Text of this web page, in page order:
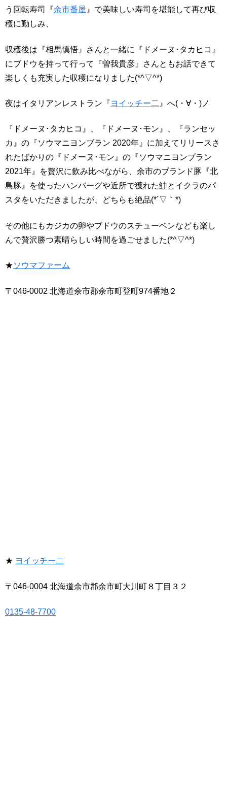
う回転寿司『余市番屋 』で美味しい寿司を堪能して再び収
穫に勤しみ、
収穫後は『相馬慎悟』さんと一緒に『ドメーヌ･タカヒコ』
にブドウを持って行って『曽我貴彦』さんともお話できて
楽しくも充実した収穫になりました(*^▽^*)
夜はイタリアンレストラン『ヨイッチー二 』へ(・∀・)ノ
『ドメーヌ･タカヒコ』、『ドメーヌ･モン』、『ランセッ
カ』の『ソウマニヨンブラン 2020年』に加えてリリースさ
れたばかりの『ドメーヌ･モン』の『ソウマニヨンブラン
2021年』を贅沢に飲み比べながら、余市のブランド豚『北
島豚』を使ったハンバーグや近所で獲れた鮭とイクラのパ
スタをいただきましたが、どちらも絶品(*´▽｀*)
その他にもカジカの卵やブドウのスチューベンなども楽し
んで贅沢勝つ素晴らしい時間を過ごせました(*^▽^*)
★ソウマファーム
〒046-0002 北海道余市郡余市町登町974番地２
★ ヨイッチー二
〒046-0004 北海道余市郡余市町大川町８丁目３２
0135-48-7700